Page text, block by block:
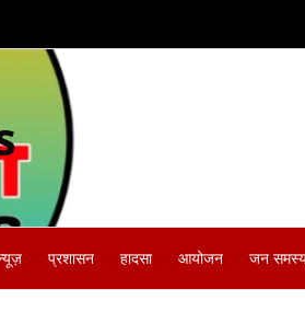
प्रशासन हादसा आयोजन जन